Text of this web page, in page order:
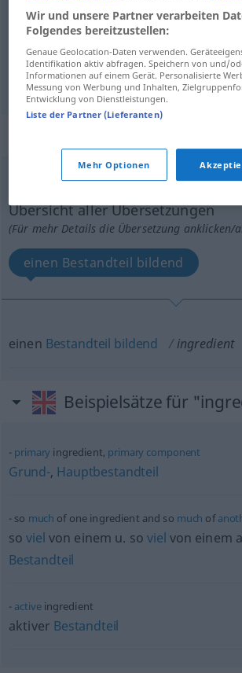
Zutatf ingredientfor successetc FIG
ingredientsyn vgl.→ siehe „element“
ingredient [inˈgriːdiənt]adj OBS
Übersicht aller Übersetzungen
(Für mehr Details die Übersetzung anklicken/
einen Bestandteil bildend
einen Bestandteil bildend ingredient
Beispielsätze für
primary ingredient, primary component
Grund-, Hauptbestandteil
so much of one ingredient and so much of
soviel von einem u. soviel von einem
Bestandteil
activeingredient
aktiver Bestandteil
Wir und unsere Partner verarbeiten
Folgendes bereitzustellen:
Genaue Geolocation-Daten verwenden.
Identifikation aktiv abfragen. Speichern von und/
Informationen auf einem Gerät. Personalisierte
Messung von Werbung und Inhalten,
Entwicklung von Dienstleistungen.
Liste der Partner (Lieferanten)
Mehr Optionen